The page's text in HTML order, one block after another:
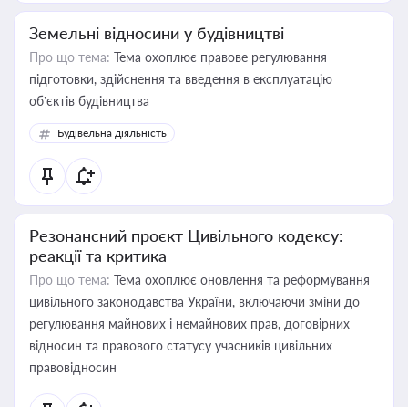
Земельні відносини у будівництві
Про що тема: Тема охоплює правове регулювання
підготовки, здійснення та введення в експлуатацію
об’єктів будівництва
Будівельна діяльність
Резонансний проєкт Цивільного кодексу:
реакції та критика
Про що тема: Тема охоплює оновлення та реформування
цивільного законодавства України, включаючи зміни до
регулювання майнових і немайнових прав, договірних
відносин та правового статусу учасників цивільних
правовідносин